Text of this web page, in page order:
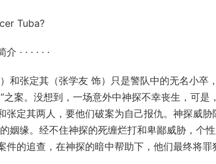
Tuba?
· · · · · ·
和张定其（张学友 饰）只是警队中的无名小
之案。没想到，一场意外中神探不幸丧生，可
张定其两人，要他们破案为自己报仇。神探威
的姻缘。经不住神探的死缠烂打和卑鄙威胁，个
件的追查，在神探的暗中帮助下，他们最终将罪